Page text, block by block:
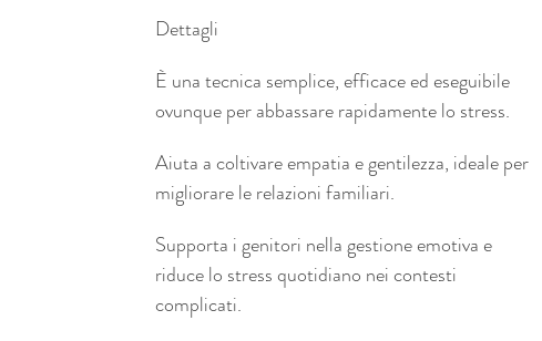
Dettagli
È una tecnica semplice, efficace ed eseguibile
ovunque per abbassare rapidamente lo stress.
Aiuta a coltivare empatia e gentilezza, ideale per
migliorare le relazioni familiari.
Supporta i genitori nella gestione emotiva e
riduce lo stress quotidiano nei contesti
complicati.